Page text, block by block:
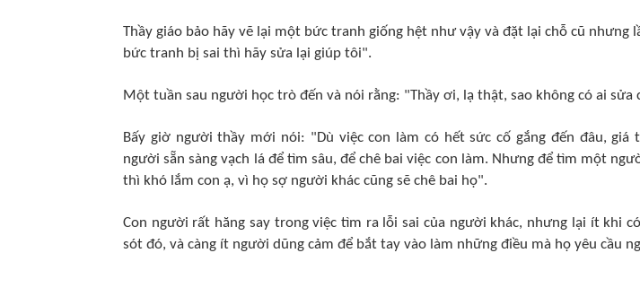
Thầy giáo bảo hãy vẽ lại một bức tranh giống hệt như vậy và đặt lại chỗ cũ nhưng
bức tranh bị sai thì hãy sửa lại giúp tôi".
Một tuần sau người học trò đến và nói rằng: "Thầy ơi, lạ thật, sao không có ai sửa
Bấy giờ người thầy mới nói: "Dù việc con làm có hết sức cố gắng đến đâu, giá
người sẵn sàng vạch lá để tìm sâu, để chê bai việc con làm. Nhưng để tìm một
thì khó lắm con ạ, vì họ sợ người khác cũng sẽ chê bai họ".
Con người rất hăng say trong việc tìm ra lỗi sai của người khác, nhưng lại ít khi
sót đó, và càng ít người dũng cảm để bắt tay vào làm những điều mà họ yêu cầu